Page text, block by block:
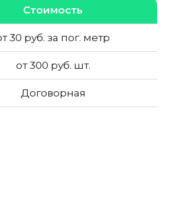
Стоимость
30 руб. за пог. метр
от 300 руб. шт.
Договорная